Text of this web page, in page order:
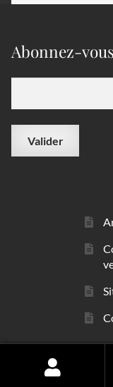
Abonnez-
© sarl Les